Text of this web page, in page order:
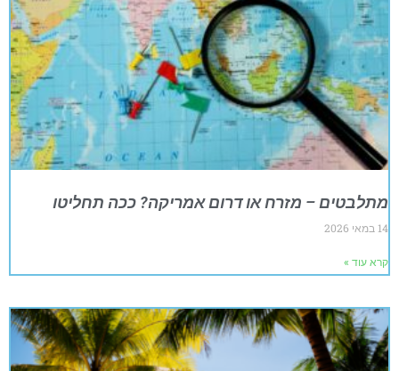
מתלבטים – מזרח או דרום אמריקה? ככה תחליטו
14 במאי 2026
קרא עוד »